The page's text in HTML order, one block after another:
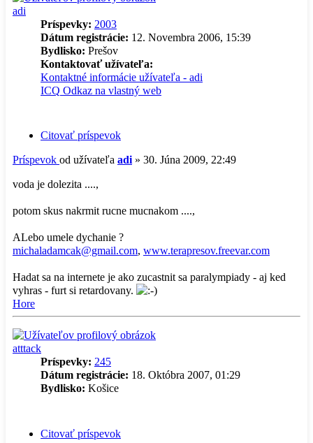
adi
Príspevky: 2003
Dátum registrácie: 12. Novembra 2006, 15:39
Bydlisko: Prešov
Kontaktovať užívateľa:
Kontaktné informácie užívateľa - adi
ICQ Odkaz na vlastný web
Citovať príspevok
Príspevok od užívateľa adi » 30. Júna 2009, 22:49
voda je dolezita ....,
potom skus nakrmit rucne mucnakom ....,
ALebo umele dychanie ?
michaladamcak@gmail.com, www.terapresov.freevar.com
Hadat sa na internete je ako zucastnit sa paralympiady - aj ked
vyhras - furt si retardovany.
Hore
atttack
Príspevky: 245
Dátum registrácie: 18. Októbra 2007, 01:29
Bydlisko: Košice
Citovať príspevok